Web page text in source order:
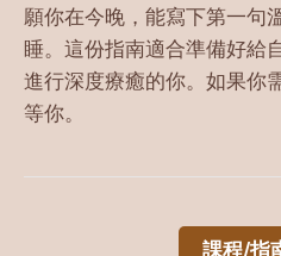
願你在今晚，能寫下第一句
睡。這份指南適合準備好給
進行深度療癒的你。如果你
等你。
課程/指